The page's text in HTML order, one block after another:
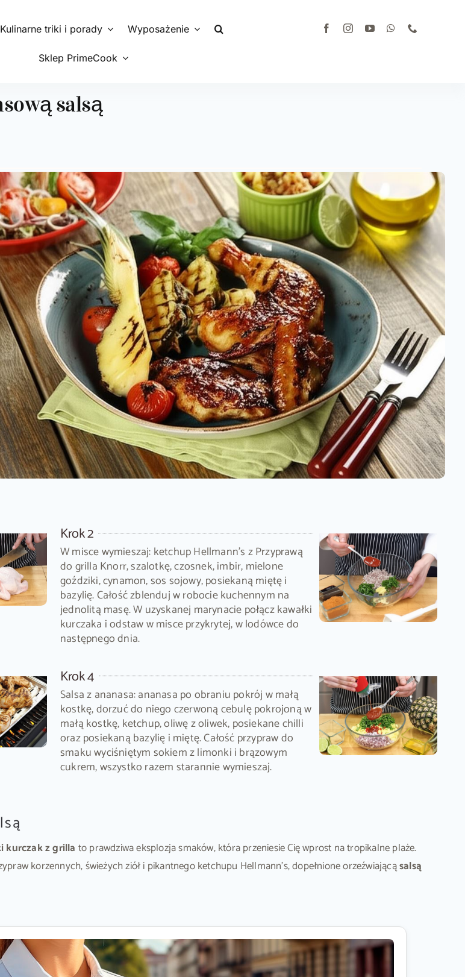
Kulinarne triki i porady Wyposażenie
Sklep PrimeCook
salsą
Krok 2
W misce wymieszaj: ketchup Hellmann's z Przyprawą
do grilla Knorr, szalotkę, czosnek, imbir, mielone
goździki, cynamon, sos sojowy, posiekaną miętę i
bazylię. Całość zblenduj w robocie kuchennym na
jednolitą masę. W uzyskanej marynacie połącz kawałki
kurczaka i odstaw w misce przykrytej, w lodówce do
następnego dnia.
Krok 4
Salsa z ananasa: ananasa po obraniu pokrój w małą
kostkę, dorzuć do niego czerwoną cebulę pokrojoną w
małą kostkę, ketchup, oliwę z oliwek, posiekane chilli
oraz posiekaną bazylię i miętę. Całość przypraw do
smaku wyciśniętym sokiem z limonki i brązowym
cukrem, wszystko razem starannie wymieszaj.
kurczak z grilla to prawdziwa eksplozja smaków, która przeniesie Cię wprost na tropikalne plaże.
korzennych, świeżych ziół i pikantnego ketchupu Hellmann’s, dopełnione orzeźwiającąsalsą